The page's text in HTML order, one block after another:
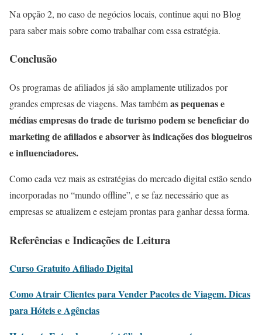
Na opção 2, no caso de negócios locais, continue aqui no Blog
para saber mais sobre como trabalhar com essa estratégia.
Conclusão
Os programas de afiliados já são amplamente utilizados por
grandes empresas de viagens. Mas tambémas pequenas e
médias empresas do trade de turismo podem se beneficiar do
marketing de afiliados e absorver às indicações dos blogueiros
e influenciadores.
Como cada vez mais as estratégias do mercado digital estão sendo
incorporadas no “mundo offline”, e se faz necessário que as
empresas se atualizem e estejam prontas para ganhar dessa forma.
Referências e Indicações de Leitura
Curso Gratuito Afiliado Digital
Como Atrair Clientes para Vender Pacotes de Viagem. Dicas
para Hóteis e Agências